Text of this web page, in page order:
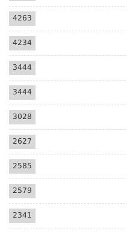
4263
4234
3444
3444
3028
2627
2585
2579
2341